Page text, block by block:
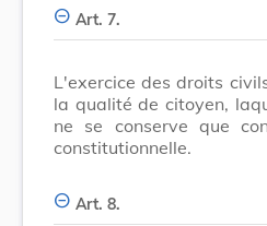
Art. 7.
L'exercice des droits
la qualité de citoyen,
ne se conserve que
constitutionnelle.
Art. 8.